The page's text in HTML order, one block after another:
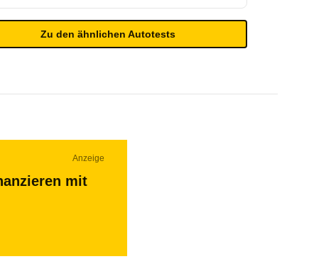
Zu den ähnlichen Autotests
Anzeige
mit